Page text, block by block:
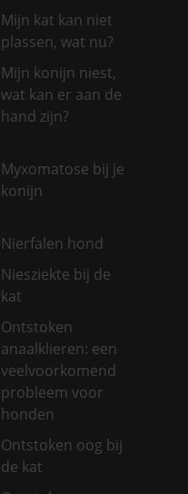
Mijn kat kan niet
plassen, wat nu?
Mijn konijn niest,
wat kan er aan de
hand zijn?
Myxomatose bij je
konijn
Nierfalen hond
Niesziekte bij de
kat
Ontstoken
anaalklieren: een
veelvoorkomend
probleem voor
honden
Ontstoken oog bij
de kat